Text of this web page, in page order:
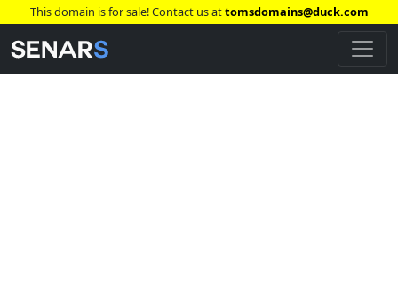
This domain is for sale! Contact us attomsdomains@duck.com